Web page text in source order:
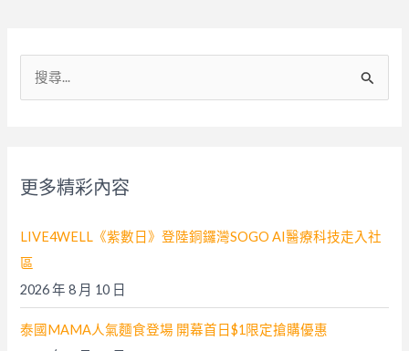
:
更多精彩內容
LIVE4WELL《紫數日》登陸銅鑼灣SOGO AI醫療科技走入社
區
2026 年 8 月 10 日
泰國MAMA人氣麵食登場 開幕首日$1限定搶購優惠